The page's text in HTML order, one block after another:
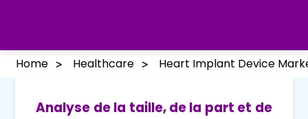
Home Healthcare Heart Implant Device
Analyse de la taille, de la part et de